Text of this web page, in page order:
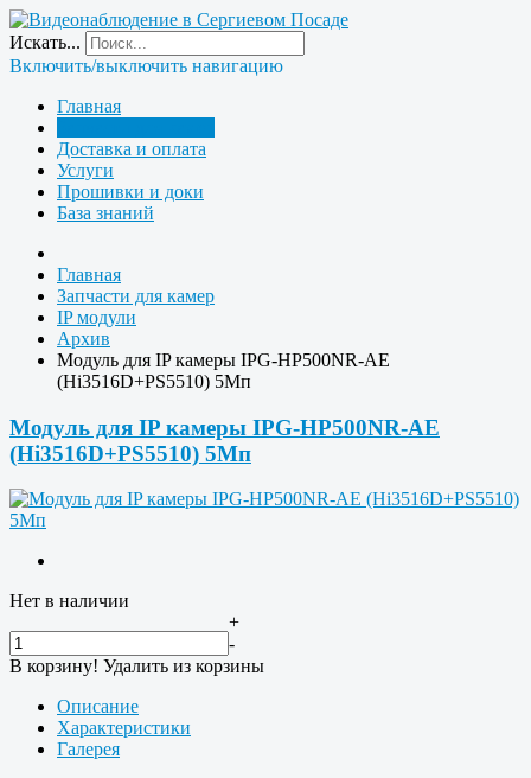
Искать...
Включить/выключить навигацию
Главная
Доставка и оплата
Услуги
Прошивки и доки
База знаний
Главная
Запчасти для камер
IP модули
Архив
Модуль для IP камеры IPG-HP500NR-AE
(Hi3516D+PS5510) 5Мп
Модуль для IP камеры IPG-HP500NR-AE
(Hi3516D+PS5510) 5Мп
Нет в наличии
+
-
В корзину! Удалить из корзины
Описание
Характеристики
Галерея